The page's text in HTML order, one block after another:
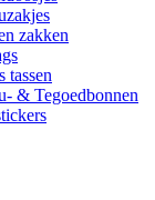
zakken
tassen
& Tegoedbonnen